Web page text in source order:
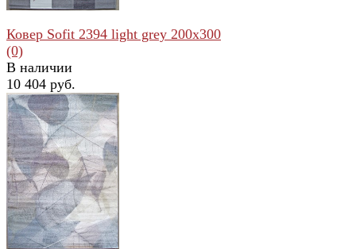
избранное сравнить
Ковер Sofit 2394 light grey 200x300
(0)
В наличии
10 404 руб.